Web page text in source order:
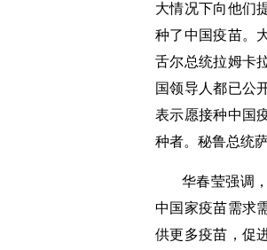
大情况下向他们
种了中国疫苗。
舌尔总统拉姆卡
国领导人都已公
表示愿接种中国
种者。秘鲁总统
华春莹强调
中国家疫苗需求
供更多疫苗，促